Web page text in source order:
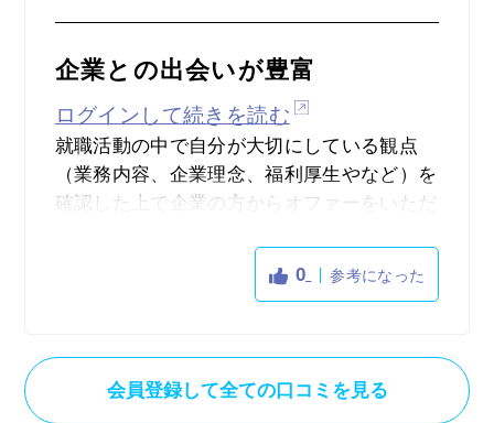
企業との出会いが豊富
ログインして続きを読む
就職活動の中で自分が大切にしている観点
（業務内容、企業理念、福利厚生やなど）を
確認した上で企業の方からオファーをいただ
0 参考になった
会員登録して全ての口コミを見る